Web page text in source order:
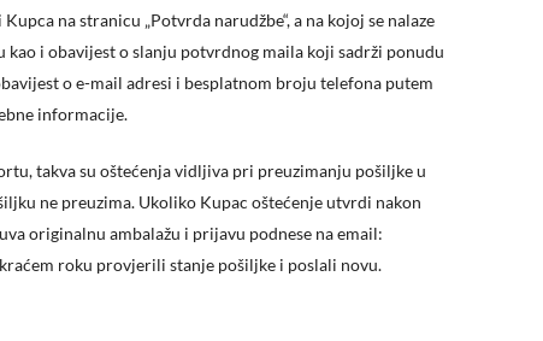
na stranicu „Potvrda narudžbe“, a na kojoj se nalaze
kao i obavijest o slanju potvrdnog maila koji sadrži ponudu
o e-mail adresi i besplatnom broju telefona putem
informacije.
takva su oštećenja vidljiva pri preuzimanju pošiljke u
ne preuzima. Ukoliko Kupac oštećenje utvrdi nakon
originalnu ambalažu i prijavu podnese na email:
roku provjerili stanje pošiljke i poslali novu.